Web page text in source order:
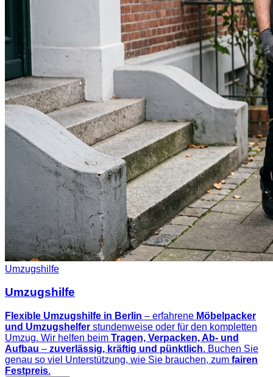
Umzugshilfe
Umzugshilfe
Flexible Umzugshilfe in Berlin – erfahrene Möbelpacker
und Umzugshelfer stundenweise oder für den kompletten
Umzug. Wir helfen beim Tragen, Verpacken, Ab- und
Aufbau – zuverlässig, kräftig und pünktlich. Buchen Sie
genau so viel Unterstützung, wie Sie brauchen, zum fairen
Festpreis.